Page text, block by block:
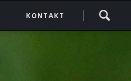
überspringen
KONTAKT